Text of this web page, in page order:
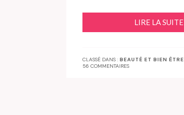
LIRE LA SUITE
CLASSÉ DANS : BEAUTÉ ET BIEN ÊTRE
56 COMMENTAIRES